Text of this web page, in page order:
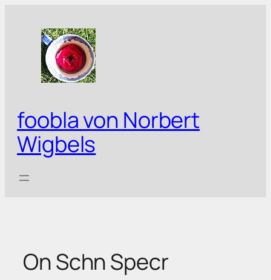
springen
foobla von Norbert
Wigbels
On Schn Specr